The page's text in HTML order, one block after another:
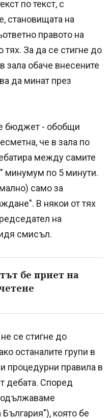
по текст, с
становищата на
правото на
тях. За да се стигне до
зала обаче внесените
да минат през
бюджет - обобщи
че в зала по
между самите
минумум по 5 минути.
само за
В някои от тях
на
смисъл.
бе приет на
се стигне до
останалите групи в
процедурни правила в
дебата. Според
която бе